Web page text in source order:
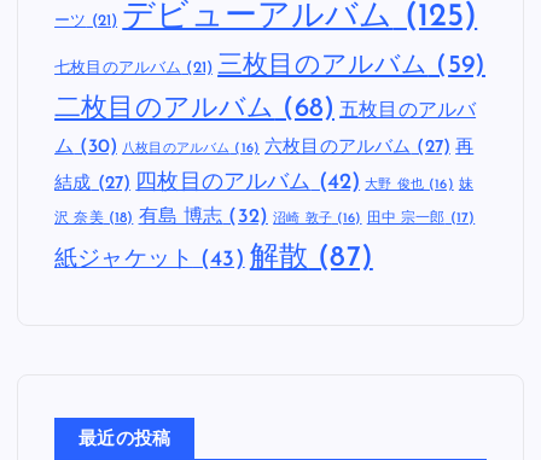
ーツ (21) デビューアルバム (125)
七枚目のアルバム (21) 三枚目のアルバム (59)
二枚目のアルバム (68) 五枚目のアルバ
ム (30) 八枚目のアルバム (16) 六枚目のアルバム (27) 再
結成 (27) 四枚目のアルバム (42) 大野 俊也(16) 妹
沢 奈美(18) 有島 博志 (32) 沼崎 敦子(16) 田中 宗一郎 (17)
紙ジャケット (43) 解散 (87)
最近の投稿